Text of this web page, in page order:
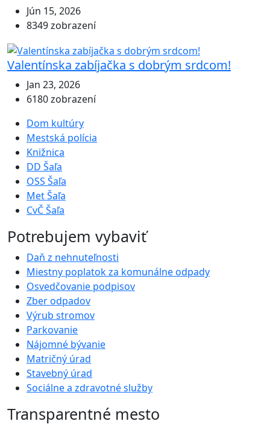
Jún 15, 2026
8349 zobrazení
Valentínska zabíjačka s dobrým srdcom!
Jan 23, 2026
6180 zobrazení
Dom kultúry
Mestská polícia
Knižnica
DD Šaľa
OSS Šaľa
Met Šaľa
CvČ Šaľa
Potrebujem vybaviť
Daň z nehnuteľnosti
Miestny poplatok za komunálne odpady
Osvedčovanie podpisov
Zber odpadov
Výrub stromov
Parkovanie
Nájomné bývanie
Matričný úrad
Stavebný úrad
Sociálne a zdravotné služby
Transparentné mesto